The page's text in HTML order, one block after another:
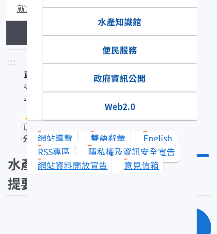
水產知識館
便民服務
政府資訊公開
Web2.0
網站導覽 雙語辭彙
English
RSS專區
隱私權及資訊安全宣告
網站資料開放宣告
意見信箱
就業資訊
水產新聞提要
:::
首頁
訊息與活動
水產新聞提要
分享
水產新聞
提要